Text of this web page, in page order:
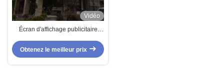
Vidéo
Écran d'affichage publicitaire
technologie pour centre
Obtenez le meilleur prix